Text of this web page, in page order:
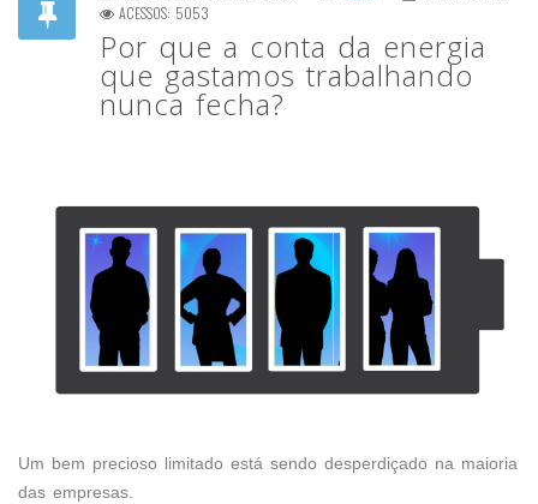
ACESSOS: 5053
Por que a conta da energia
que gastamos trabalhando
nunca fecha?
Um bem precioso limitado está sendo desperdiçado na maioria
das empresas.